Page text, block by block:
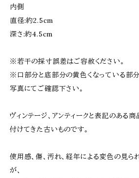
内側
直径:約2.5cm
深さ:約4.5cm
※若干の採寸誤差はご容赦ください。
※口部分と底部分の黄色くなっている部
写真にてご確認下さい。
ヴィンテージ、アンティークと表記のある
付けてきた古いものです。
使用感、傷、汚れ、経年による変色の見ら
が、